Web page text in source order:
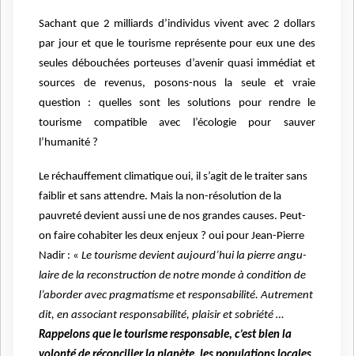
Sachant que 2 milliards d’individus vivent avec 2 dollars
par jour et que le tourisme représente pour eux une des
seules débouchées porteuses d’avenir quasi immédiat et
sources de revenus, posons-nous la seule et vraie
question : quelles sont les solutions pour rendre le
tourisme compatible avec l’écologie pour sauver
l’humanité ?
Le réchauffement climatique oui, il s’agit de le traiter sans
faiblir et sans attendre. Mais la non-résolution de la
pauvreté devient aussi une de nos grandes causes. Peut-
on faire cohabi­ter les deux enjeux ? oui pour Jean-Pierre
Na­dir : « Le tou­risme devient aujourd’hui la pierre angu­
laire de la reconstruction de notre monde à condition de
l’aborder avec pragma­tisme et responsabilité. Autrement
dit, en associant responsabilité, plaisir et sobrié­té …
Rappelons que le tourisme respon­sable, c’est bien la